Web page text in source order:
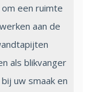
een ruimte
aan de
als blikvanger
uw smaak en